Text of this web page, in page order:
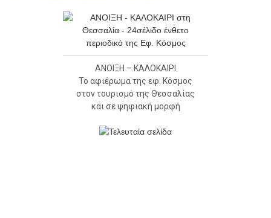
ΑΝΟΙΞΗ – ΚΑΛΟΚΑΙΡΙ
Το αφιέρωμα της εφ. Κόσμος
στον τουρισμό της Θεσσαλίας
και σε ψηφιακή μορφή